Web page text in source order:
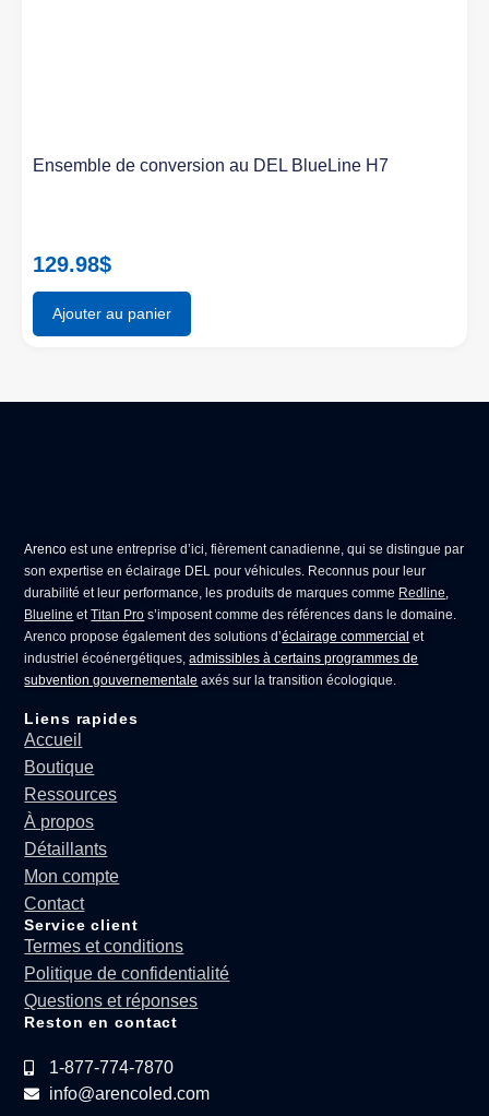
Ensemble de conversion au DEL BlueLine H7
129.98$
Ajouter au panier
Arenco est une entreprise d’ici, fièrement canadienne, qui se distingue par
son expertise enéclairage DEL pour véhicules. Reconnus pour leur
durabilité et leur performance, les produits de marques comme Redline,
Blueline etTitan Pro s’imposent comme des références dans le domaine.
Arenco propose également des solutions d’éclairage commercial et
industriel écoénergétiques,admissibles à certains programmes de
subvention gouvernementale axés sur la transition écologique.
Liens rapides
Accueil
Boutique
Ressources
À propos
Détaillants
Mon compte
Contact
Service client
Termes et conditions
Politique de confidentialité
Questions et réponses
Reston en contact
1-877-774-7870
info@arencoled.com